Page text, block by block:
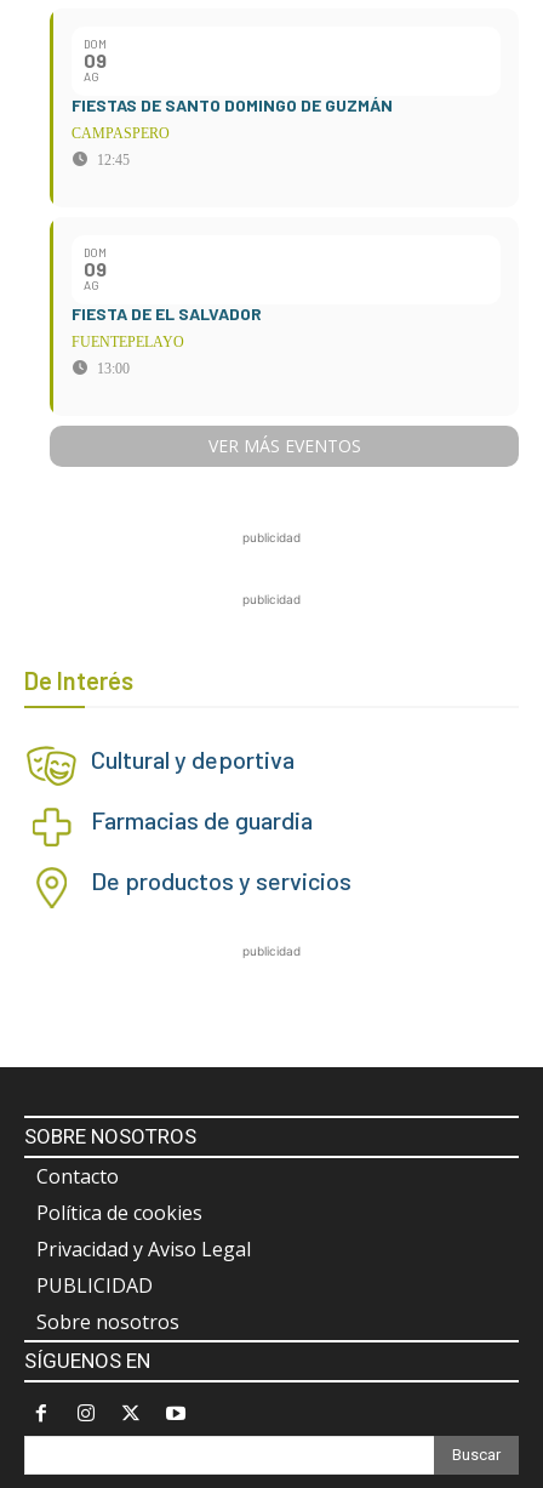
DOM
09
AG
FIESTAS DE SANTO DOMINGO DE GUZMÁN
CAMPASPERO
12:45
DOM
09
AG
FIESTA DE EL SALVADOR
FUENTEPELAYO
13:00
VER MÁS EVENTOS
publicidad
publicidad
De Interés
Cultural y deportiva
Farmacias de guardia
De productos y servicios
publicidad
SOBRE NOSOTROS
Contacto
Política de cookies
Privacidad y Aviso Legal
PUBLICIDAD
Sobre nosotros
SÍGUENOS EN
Buscar